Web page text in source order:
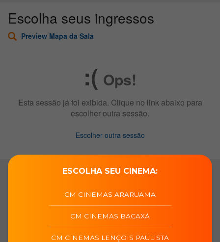
ESCOLHA SEU CINEMA:
CM CINEMAS ARARUAMA
CM CINEMAS BACAXÁ
CM CINEMAS LENÇOIS PAULISTA